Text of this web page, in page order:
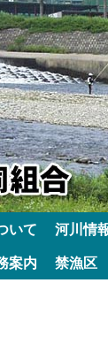
いて 河川情
案内 禁漁区